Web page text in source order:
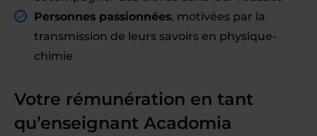
Personnes passionnées, motivées par la
transmission de leurs savoirs en physique-
chimie
Votre rémunération en tant
qu’enseignant Acadomia